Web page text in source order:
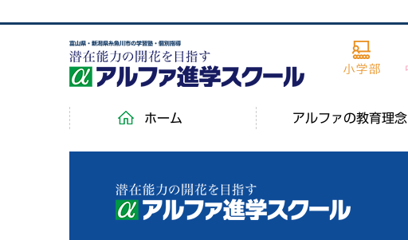
富山県・新潟県糸魚川市の学習塾・個別指導
ホーム アルファの教育理念